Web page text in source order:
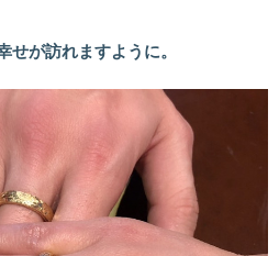
せが訪れますように。